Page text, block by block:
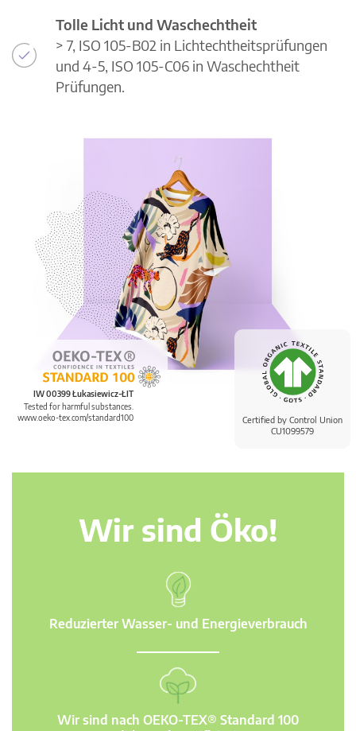
Certified by Control Union
CU1099579
IW 00399 Łukasiewicz-ŁIT
Tested for harmful substances.
www.oeko-tex.com/standard100
Tolle Licht und Waschechtheit
> 7, ISO 105-B02 in Lichtechtheitsprüfungen
und 4-5, ISO 105-C06 in Waschechtheit
Prüfungen.
Wir sind Öko!
Reduzierter Wasser- und Energieverbrauch
Wir sind nach OEKO-TEX® Standard 100